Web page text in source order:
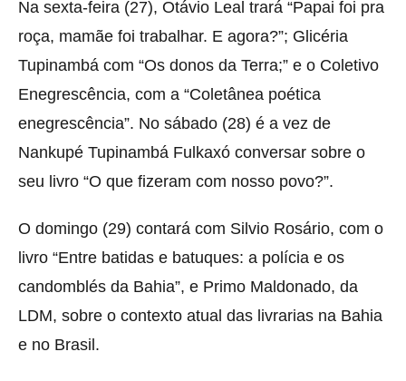
Na sexta-feira (27), Otávio Leal trará “Papai foi pra
roça, mamãe foi trabalhar. E agora?”; Glicéria
Tupinambá com “Os donos da Terra;” e o Coletivo
Enegrescência, com a “Coletânea poética
enegrescência”. No sábado (28) é a vez de
Nankupé Tupinambá Fulkaxó conversar sobre o
seu livro “O que fizeram com nosso povo?”.
O domingo (29) contará com Silvio Rosário, com o
livro “Entre batidas e batuques: a polícia e os
candomblés da Bahia”, e Primo Maldonado, da
LDM, sobre o contexto atual das livrarias na Bahia
e no Brasil.